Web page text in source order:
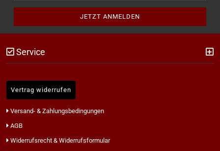
Service
Vertrag widerrufen
Versand- & Zahlungsbedingungen
AGB
Widerrufsrecht & Widerrufsformular